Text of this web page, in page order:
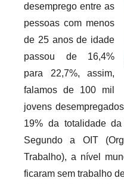
desemprego entre as
pessoas com menos
de 25 anos de idade
passou de 16,4%
para 22,7%, assim,
falamos de 100 mil
jovens
19% da totalidade da
Segundo a OIT
Trabalho), a nível
ficaram sem trabalho